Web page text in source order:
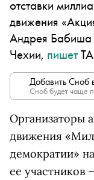
отставки
движения
Андрея Бабиша
Чехии, пишет
Добавить Сноб
Сноб будет чаще
Организаторы
движения
демократии»
ее участников